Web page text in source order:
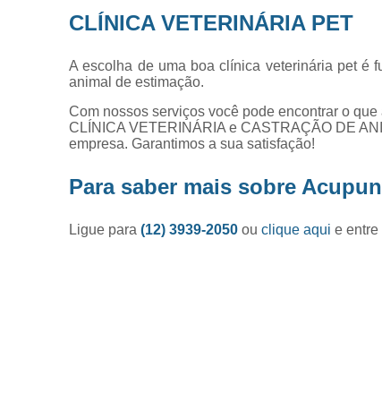
CLÍNICA VETERINÁRIA PET
A escolha de uma boa clínica veterinária pet é
animal de estimação.
Com nossos serviços você pode encontrar o
CLÍNICA VETERINÁRIA e CASTRAÇÃO DE
empresa. Garantimos a sua satisfação!
Para saber mais sobre
Ligue para(12) 3939-2050ouclique aqui e entre